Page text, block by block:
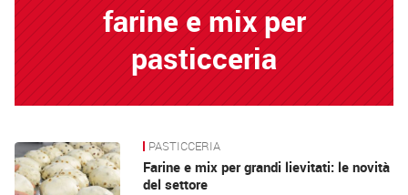
farine e mix per
pasticceria
News PASTICCERIA
Farine e mix per grandi lievitati: le novità
del settore